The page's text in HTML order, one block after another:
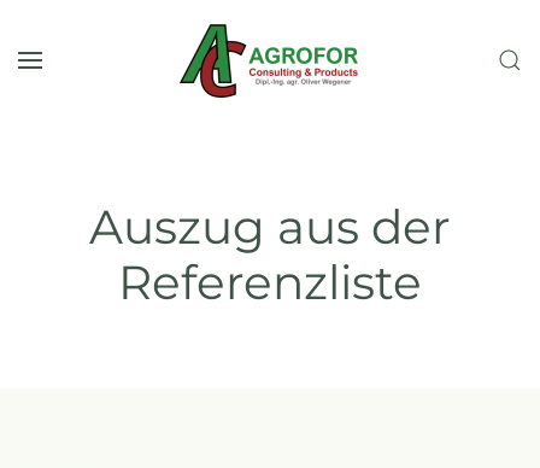
Skip to main content
Auszug aus der
Referenzliste